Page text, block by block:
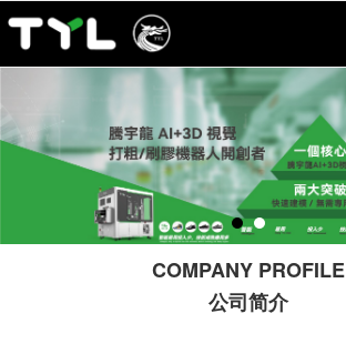
COMPANY PROFILE
公司简介